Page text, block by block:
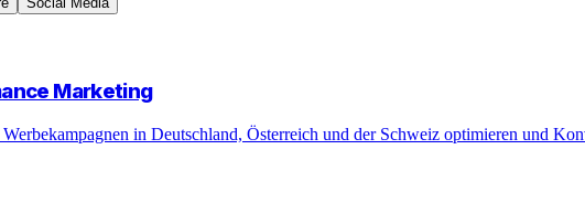
Marketing
in Deutschland, Österreich und der Schweiz optimieren und